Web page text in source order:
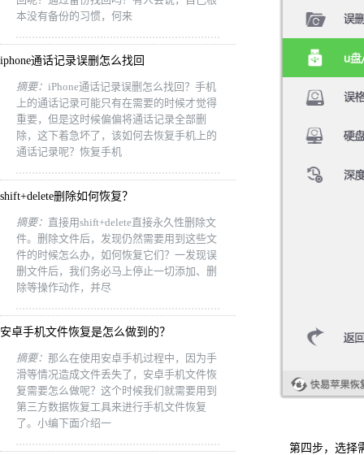
本没有备份的习惯，何来
iphone通话记录误删怎么找回
摘要： iPhone通话记录误删怎么找回？手机
上的通话记录可能只有在需要的时候才觉得
重要，但是这时候偏偏将通话记录全部删
除，这下着急坏了，该如何去恢复手机上的
通话记录呢？恢复手机
shift+delete删除如何恢复？
摘要： 直接用shift+delete直接永久性删除文
件。删除文件后，发现仍然需要用到这些文
件的时候怎么办，如何恢复它们？一发现误
删文件后，我们务必马上停止一切添加、删
除等操作动作，并尽
安卓手机文件恢复是怎么做到的？
摘要： 那么在使用安卓手机过程中，因为手
滑等情况造成文件丢失了，安卓手机文件恢
复需要怎么做呢？这个时候我们就需要用到
第三方数据恢复工具来进行手机文件恢复
了。小编下面介绍一
第四步，选择